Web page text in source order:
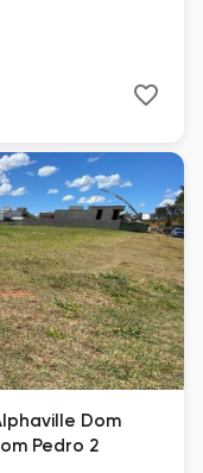
Dom
Pedro 2